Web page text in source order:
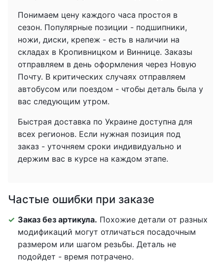
Понимаем цену каждого часа простоя в
сезон. Популярные позиции - подшипники,
ножи, диски, крепеж - есть в наличии на
складах в Кропивницком и Виннице. Заказы
отправляем в день оформления через Новую
Почту. В критических случаях отправляем
автобусом или поездом - чтобы деталь была у
вас следующим утром.
Быстрая доставка по Украине доступна для
всех регионов. Если нужная позиция под
заказ - уточняем сроки индивидуально и
держим вас в курсе на каждом этапе.
Частые ошибки при заказе
Заказ без артикула. Похожие детали от разных
модификаций могут отличаться посадочным
размером или шагом резьбы. Деталь не
подойдет - время потрачено.